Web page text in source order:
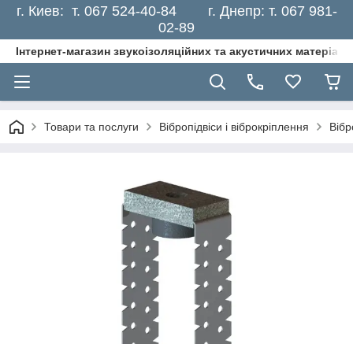
г. Киев: т. 067 524-40-84 г. Днепр: т. 067 981-
02-89
Інтернет-магазин звукоізоляційних та акустичних
Товари та послуги Вібропідвіси і віброкріплення